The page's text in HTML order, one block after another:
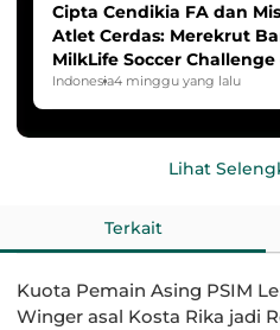
Cipta Cendikia FA dan
Atlet Cerdas: Merekrut
MilkLife Soccer
HYDROPLUS Soccer
Indonesia4 minggu yang lalu
Lihat
Terkait
Kuota Pemain Asing PSIM
Winger asal Kosta Rika jadi